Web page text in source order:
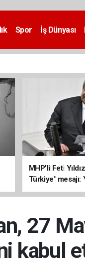
Spor İş Dünyası
MHP'li Feti
Türkiye"
kalıcı sonuç
27
kabul